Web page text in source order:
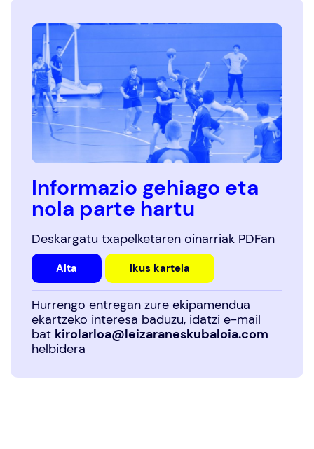
Informazio gehiago eta
nola parte hartu
Deskargatu txapelketaren oinarriak PDFan
Alta Ikus kartela
Hurrengo entregan zure ekipamendua
ekartzeko interesa baduzu, idatzi e-mail
bat kirolarloa@leizaraneskubaloia.com
helbidera